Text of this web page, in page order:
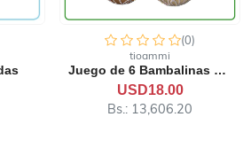
(0)
tioammi
Bandeja pequeña para horne...
USD5.00
Bs.: 3,779.50